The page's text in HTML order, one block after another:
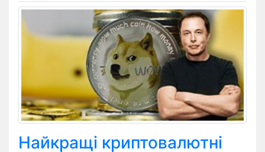
Найкращі криптовалютні